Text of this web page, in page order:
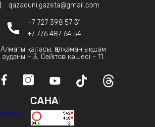
qazaquni.gazeta@gmail.com
+7 727 398 57 31
+7 776 487 64 54
Алматы қаласы, Қалқаман ықшам
ауданы – 3, Сейітов көшесі – 11.
САНАҚ